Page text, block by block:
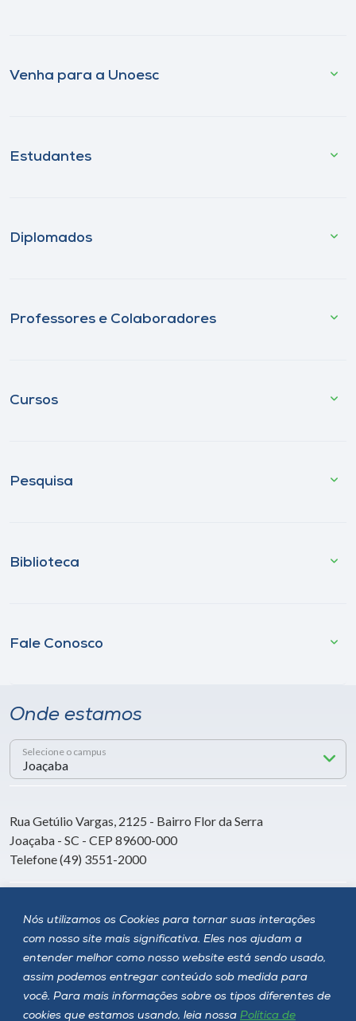
Nós utilizamos os Cookies para tornar suas interações
com nosso site mais significativa. Eles nos ajudam a
entender melhor como nosso website está sendo usado,
assim podemos entregar conteúdo sob medida para
você. Para mais informações sobre os tipos diferentes de
cookies que estamos usando, leia nossa Política de
Venha para a Unoesc
Estudantes
Diplomados
Professores e Colaboradores
Cursos
Pesquisa
Biblioteca
Fale Conosco
Onde estamos
Selecione o campus
Rua Getúlio Vargas, 2125 - Bairro Flor da Serra
Joaçaba - SC - CEP 89600-000
Telefone (49) 3551-2000
Siga a Unoesc